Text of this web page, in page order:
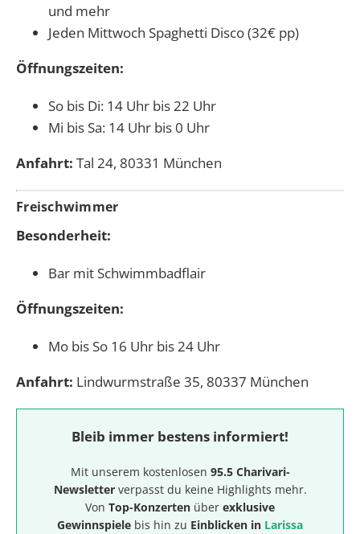
und mehr
Jeden Mittwoch Spaghetti Disco (32€ pp)
Öffnungszeiten:
So bis Di: 14 Uhr bis 22 Uhr
Mi bis Sa: 14 Uhr bis 0 Uhr
Anfahrt: Tal 24, 80331 München
Freischwimmer
Besonderheit:
Bar mit Schwimmbadflair
Öffnungszeiten:
Mo bis So 16 Uhr bis 24 Uhr
Anfahrt: Lindwurmstraße 35, 80337 München
Bleib immer bestens informiert!
Mit unserem kostenlosen 95.5 Charivari-
Newsletterverpasst du keine Highlights mehr.
Von Top-Konzerten über exklusive
Gewinnspiele bis hin zu Einblicken in Larissa